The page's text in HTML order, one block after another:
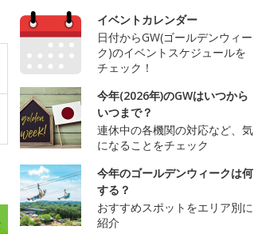
イベントカレンダー
日付からGW(ゴールデンウィー
ク)のイベントスケジュールを
チェック！
今年(2026年)のGWはいつから
いつまで？
連休中の各機関の対応など、気
になることをチェック
今年のゴールデンウィークは何
する？
おすすめスポットをエリア別に
紹介